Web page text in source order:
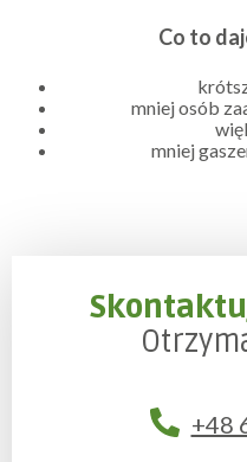
Co to
mniej osób
mniej
+48